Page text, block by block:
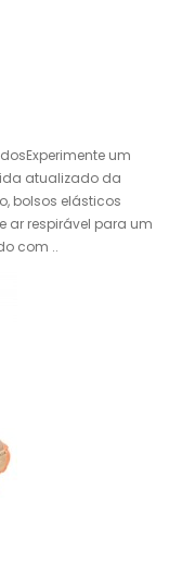
um
atualizado da
bolsos elásticos
ar respirável para um
com ..